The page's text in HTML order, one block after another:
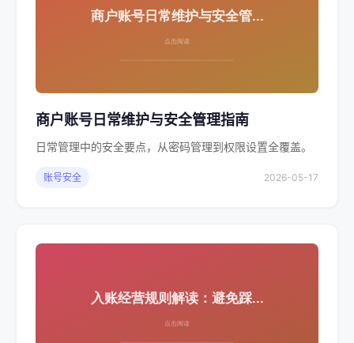
商户账号日常维护与安全管理指南
日常管理中的安全要点，从密码管理到权限设置全覆盖。
账号安全 2026-05-17